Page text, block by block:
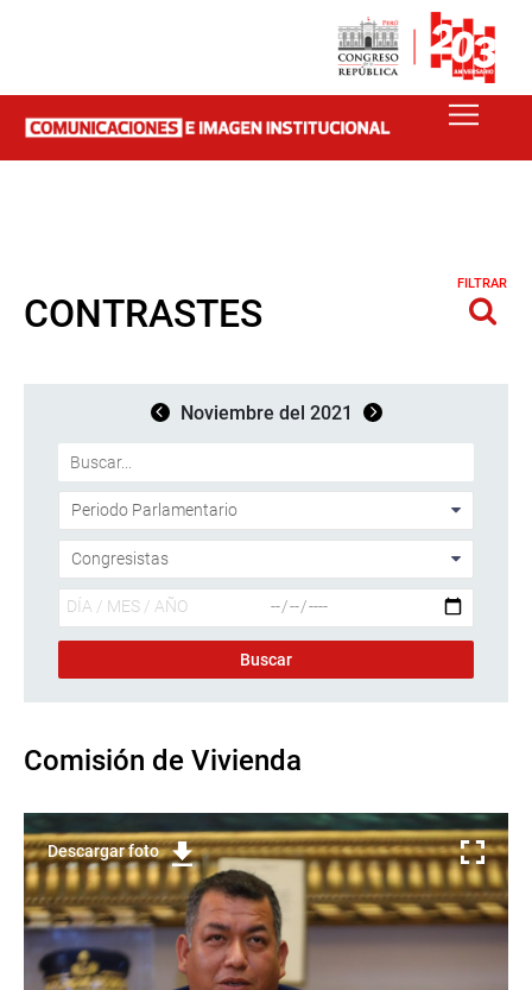
CONTRASTES
FILTRAR
Noviembre del 2021
Comisión de Vivienda
Descargar foto